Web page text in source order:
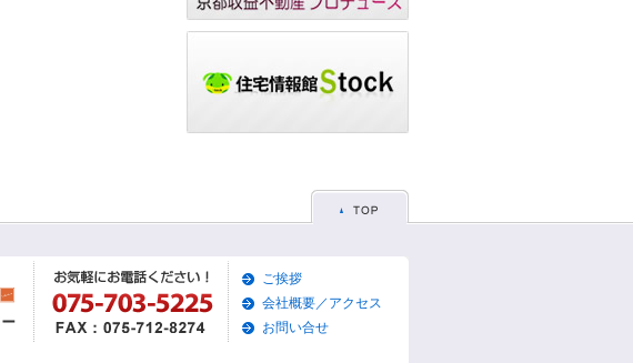
2015/05/28
☆京都市東山区賃貸お得
2015/05/26
な1Ｋマンション☆
物件☆
2015/05/19
☆京都市左京区賃貸築浅1
Ｋマンション☆
2015/05/17
ご挨拶
会社概要／アクセス
お問い合せ